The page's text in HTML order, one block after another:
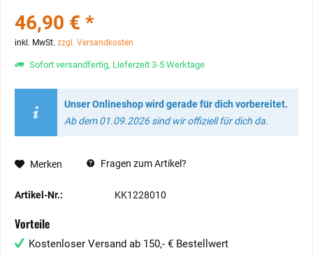
46,90 € *
inkl. MwSt. zzgl. Versandkosten
Sofort versandfertig, Lieferzeit 3-5 Werktage
Unser Onlineshop wird gerade für dich vorbereitet.
Ab dem 01.09.2026 sind wir offiziell für dich da.
Merken Fragen zum Artikel?
Artikel-Nr.: KK1228010
Vorteile
Kostenloser Versand ab 150,- € Bestellwert